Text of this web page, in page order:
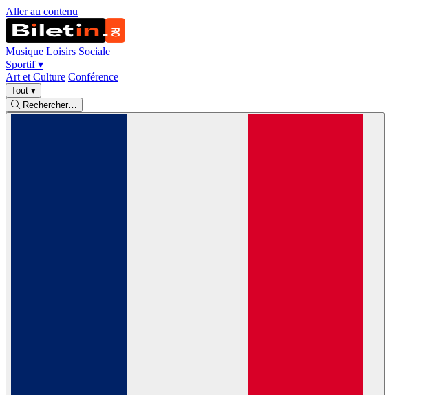
Aller au contenu
Musique Loisirs Sociale
Sportif▾
Art et Culture Conférence
Tout ▾
Rechercher…